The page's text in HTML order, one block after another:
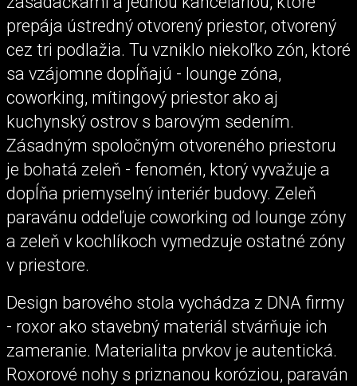
prepája ústredný otvorený priestor, otvorený
cez tri podlažia. Tu vzniklo niekoľko zón, ktoré
sa vzájomne dopĺňajú - lounge zóna,
coworking, mítingový priestor ako aj
kuchynský ostrov s barovým sedením.
Zásadným spoločným otvoreného priestoru
je bohatá zeleň - fenomén, ktorý vyvažuje a
dopĺňa priemyselný interiér budovy. Zeleň
paravánu oddeľuje coworking od lounge zóny
a zeleň v kochlíkoch vymedzuje ostatné zóny
v priestore.
Design barového stola vychádza z DNA firmy
- roxor ako stavebný materiál stvárňuje ich
zameranie. Materialita prvkov je autentická.
Roxorové nohy s priznanou koróziou, paraván